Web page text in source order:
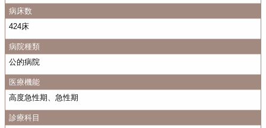
病床数
424床
病院種類
公的病院
医療機能
高度急性期、急性期
診療科目